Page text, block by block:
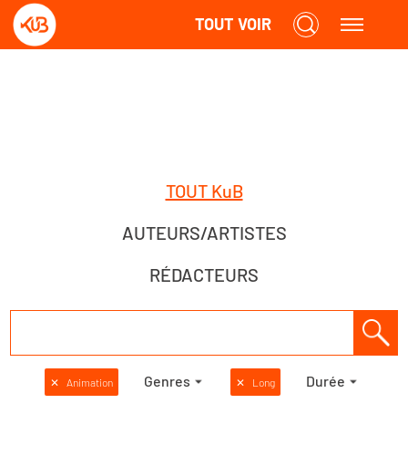
TOUT VOIR
TOUT KuB
AUTEURS/ARTISTES
RÉDACTEURS
✕ Animation Genres ✕ Long Durée